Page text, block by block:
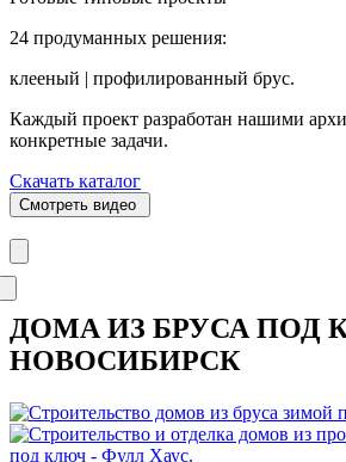
24 продуманных решения:
клееный | профилированный брус.
Каждый проект разработан нашими
конкретные задачи.
Скачать каталог
Смотреть видео
ДОМА ИЗ БРУСА ПОД
НОВОСИБИРСК